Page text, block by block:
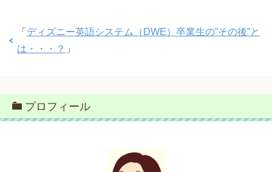
「 ディズニー英語システム（DWE）卒業生の”その後”と
は・・・？ 」
プロフィール